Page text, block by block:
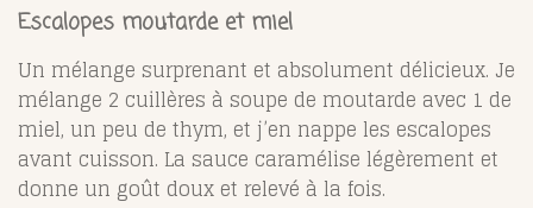
Escalopes moutarde et miel
Un mélange surprenant et absolument délicieux. Je
mélange 2 cuillères à soupe de moutarde avec 1 de
miel, un peu de thym, et j’en nappe les escalopes
avant cuisson. La sauce caramélise légèrement et
donne un goût doux et relevé à la fois.